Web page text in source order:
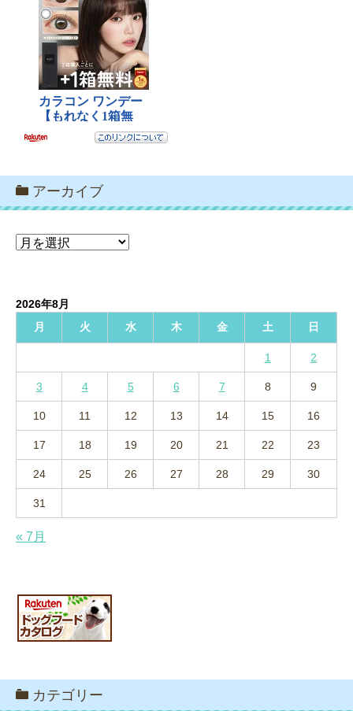
アーカイブ
ア
ブ
2026年8月
月
火 水 木 金 土 日
1 2
3 4 5 6 7 8 9
10 11 12 13 14 15 16
17 18 19 20 21 22 23
24 25 26 27 28 29 30
31
« 7月
カテゴリー